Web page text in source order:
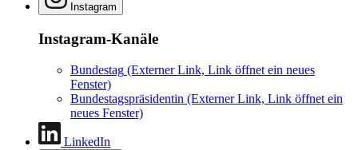
Instagram
Instagram-Kanäle
Bundestag (Externer Link, Link öffnet ein neues
Fenster)
Bundestagspräsidentin (Externer Link, Link öffnet ein
neues Fenster)
LinkedIn